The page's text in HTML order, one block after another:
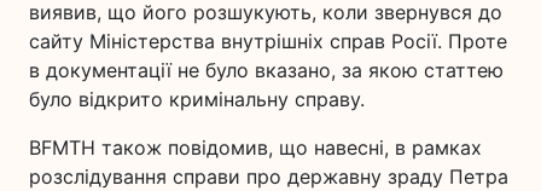
виявив, що його розшукують, коли звернувся до
сайту Міністерства внутрішніх справ Росії. Проте
в документації не було вказано, за якою статтею
було відкрито кримінальну справу.
BFMTH також повідомив, що навесні, в рамках
розслідування справи про державну зраду Петра